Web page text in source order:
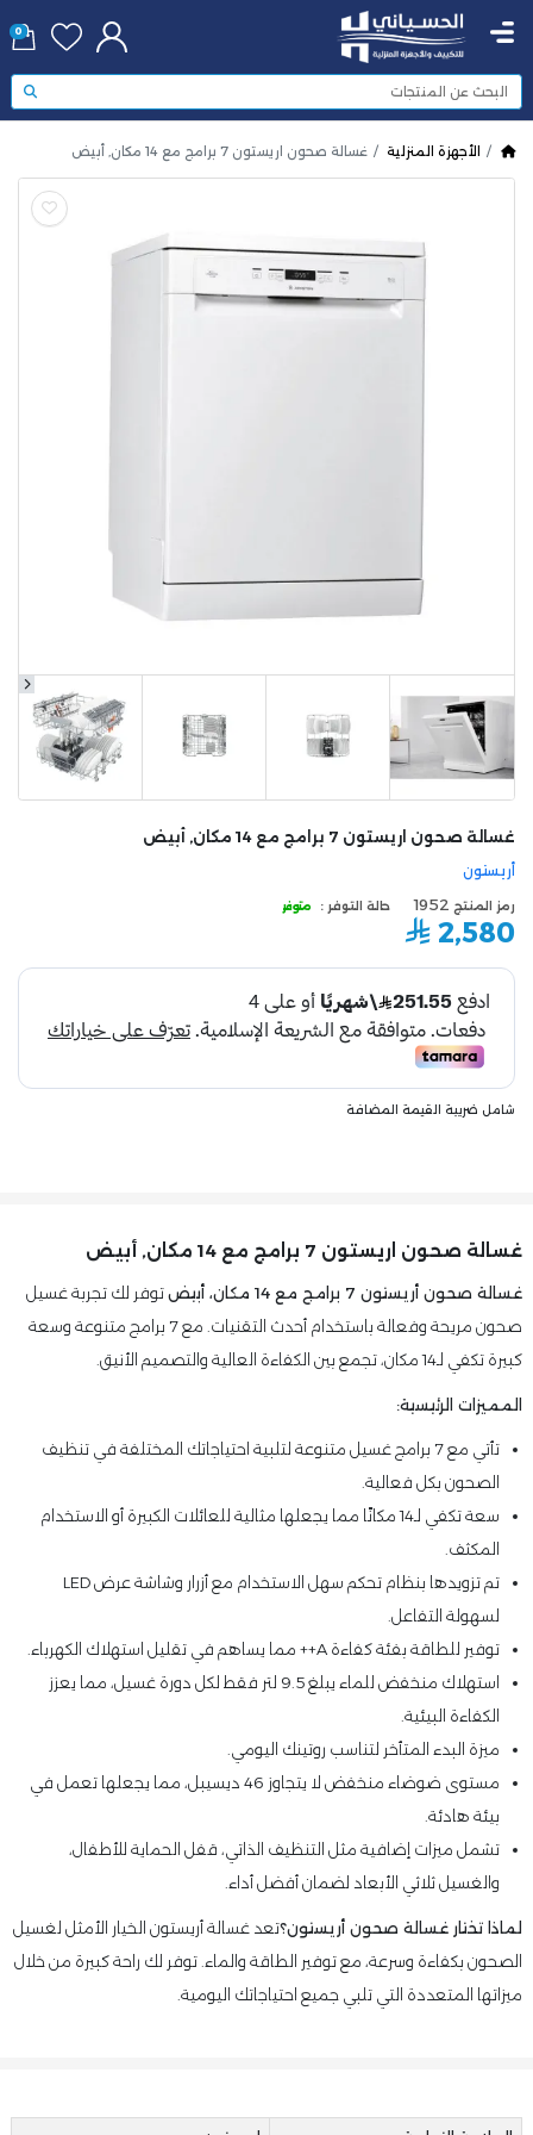
0
الأجهزة المنزلية غسالة صحون اريستون 7 برامج مع 14 مكان, أبيض
أريستون
غسالة صحون اريستون 7 برامج مع 14 مكان, أبيض
رمز المنتج 1952 حالة التوفر : متوفر
2,580
شامل ضريبة القيمة المضافة
غسالة صحون اريستون 7 برامج مع 14 مكان, أبيض
غسالة صحون أريستون 7 برامج مع 14 مكان، أبيض
توفر لك تجربة غسيل
صحون مريحة وفعالة باستخدام أحدث التقنيات. مع 7 برامج متنوعة وسعة
كبيرة تكفي لـ14 مكان، تجمع بين الكفاءة العالية والتصميم الأنيق.
المميزات الرئيسية:
تأتي مع 7 برامج غسيل متنوعة لتلبية احتياجاتك المختلفة في تنظيف
الصحون بكل فعالية.
سعة تكفي لـ14 مكانًا مما يجعلها مثالية للعائلات الكبيرة أو الاستخدام
المكثف.
تم تزويدها بنظام تحكم سهل الاستخدام مع أزرار وشاشة عرض LED
لسهولة التفاعل.
توفير للطاقة بفئة كفاءة A++ مما يساهم في تقليل استهلاك الكهرباء.
استهلاك منخفض للماء يبلغ 9.5 لتر فقط لكل دورة غسيل، مما يعزز
الكفاءة البيئية.
ميزة البدء المتأخر لتناسب روتينك اليومي.
مستوى ضوضاء منخفض لا يتجاوز 46 ديسيبل، مما يجعلها تعمل في
بيئة هادئة.
تشمل ميزات إضافية مثل التنظيف الذاتي، قفل الحماية للأطفال،
والغسيل ثلاثي الأبعاد لضمان أفضل أداء.
لماذا تختار غسالة صحون أريستون؟تعد غسالة أريستون الخيار الأمثل لغسيل
الصحون بكفاءة وسرعة، مع توفير الطاقة والماء. توفر لك راحة كبيرة من خلال
ميزاتها المتعددة التي تلبي جميع احتياجاتك اليومية.